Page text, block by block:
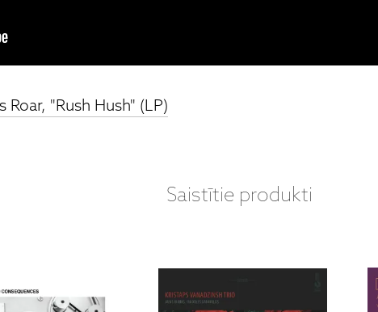
Roar, "Rush Hush" (LP)
Saistītie produkti